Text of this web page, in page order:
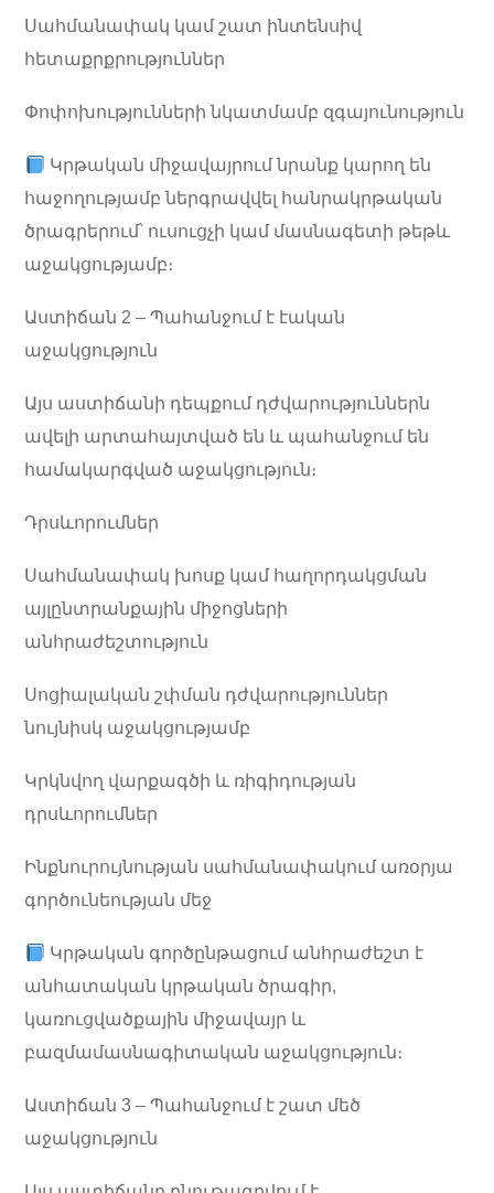
Սահմանափակ կամ շատ ինտենսիվ
հետաքրքրություններ
Փոփոխությունների նկատմամբ զգայունություն
Կրթական միջավայրում նրանք կարող են
հաջողությամբ ներգրավվել հանրակրթական
ծրագրերում՝ ուսուցչի կամ մասնագետի թեթև
աջակցությամբ։
Աստիճան 2 – Պահանջում է էական
աջակցություն
Այս աստիճանի դեպքում դժվարություններն
ավելի արտահայտված են և պահանջում են
համակարգված աջակցություն։
Դրսևորումներ
Սահմանափակ խոսք կամ հաղորդակցման
այլընտրանքային միջոցների
անհրաժեշտություն
Սոցիալական շփման դժվարություններ
նույնիսկ աջակցությամբ
Կրկնվող վարքագծի և ռիգիդության
դրսևորումներ
Ինքնուրույնության սահմանափակում առօրյա
գործունեության մեջ
Կրթական գործընթացում անհրաժեշտ է
անհատական կրթական ծրագիր,
կառուցվածքային միջավայր և
բազմամասնագիտական աջակցություն։
Աստիճան 3 – Պահանջում է շատ մեծ
աջակցություն